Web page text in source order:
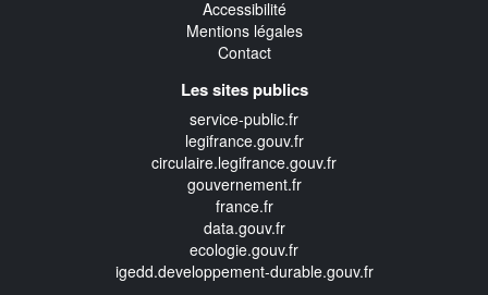
Accessibilité
Mentions légales
Contact
Les sites publics
service-public.fr
legifrance.gouv.fr
circulaire.legifrance.gouv.fr
gouvernement.fr
france.fr
data.gouv.fr
ecologie.gouv.fr
igedd.developpement-durable.gouv.fr